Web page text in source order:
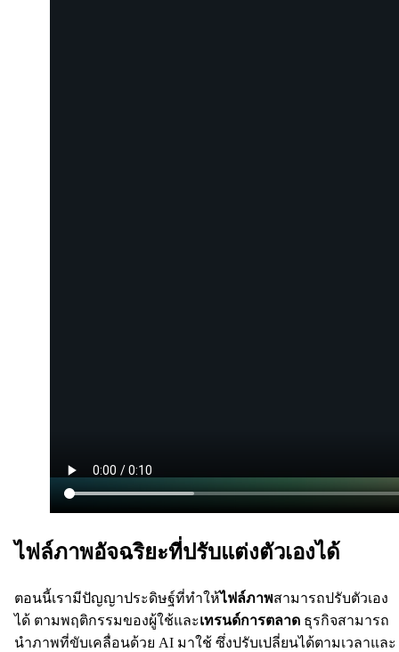
ไฟล์ภาพอัจฉริยะที่ปรับแต่งตัวเองได้
ตอนนี้เรามีปัญญาประดิษฐ์ที่ทำให้ไฟล์ภาพสามารถปรับตัวเอง
ได้ ตามพฤติกรรมของผู้ใช้และเทรนด์การตลาด ธุรกิจสามารถ
นำภาพที่ขับเคลื่อนด้วย AI มาใช้ ซึ่งปรับเปลี่ยนได้ตามเวลาและ